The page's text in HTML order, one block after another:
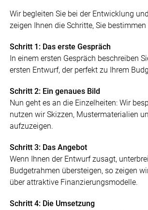
Wir begleiten Sie bei der Entwicklung
zeigen Ihnen die Schritte, Sie
Schritt 1: Das erste Gespräch
In einem ersten Gespräch beschreiben
ersten Entwurf, der perfekt zu Ihrem
Schritt 2: Ein genaues Bild
Nun geht es an die Einzelheiten: Wir
nutzen wir Skizzen, Mustermaterialien
aufzuzeigen.
Schritt 3: Das Angebot
Wenn Ihnen der Entwurf zusagt,
Budgetrahmen übersteigen, so zeigen
über attraktive Finanzierungsmodelle.
Schritt 4: Die Umsetzung